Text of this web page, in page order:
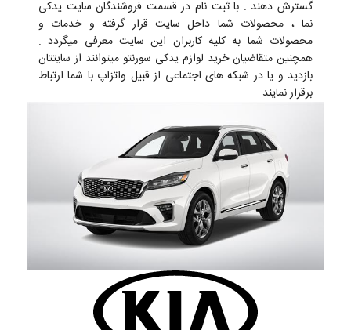
گسترش دهند . با ثبت نام در قسمت فروشندگان سایت یدکی
نما ، محصولات شما داخل سایت قرار گرفته و خدمات و
محصولات شما به کلیه کاربران این سایت معرفی میگردد .
همچنین متقاضیان خرید لوازم یدکی سورنتو میتوانند از سایتتان
بازدید و یا در شبکه های اجتماعی از قبیل واتزاپ با شما ارتباط
برقرار نمایند .